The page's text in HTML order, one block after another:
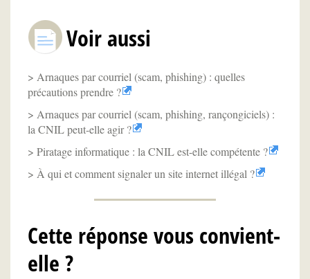
Voir aussi
Arnaques par courriel (scam, phishing) : quelles
précautions prendre ?
Arnaques par courriel (scam, phishing, rançongiciels) :
la CNIL peut-elle agir ?
Piratage informatique : la CNIL est-elle compétente ?
À qui et comment signaler un site internet illégal ?
Cette réponse vous convient-
elle ?